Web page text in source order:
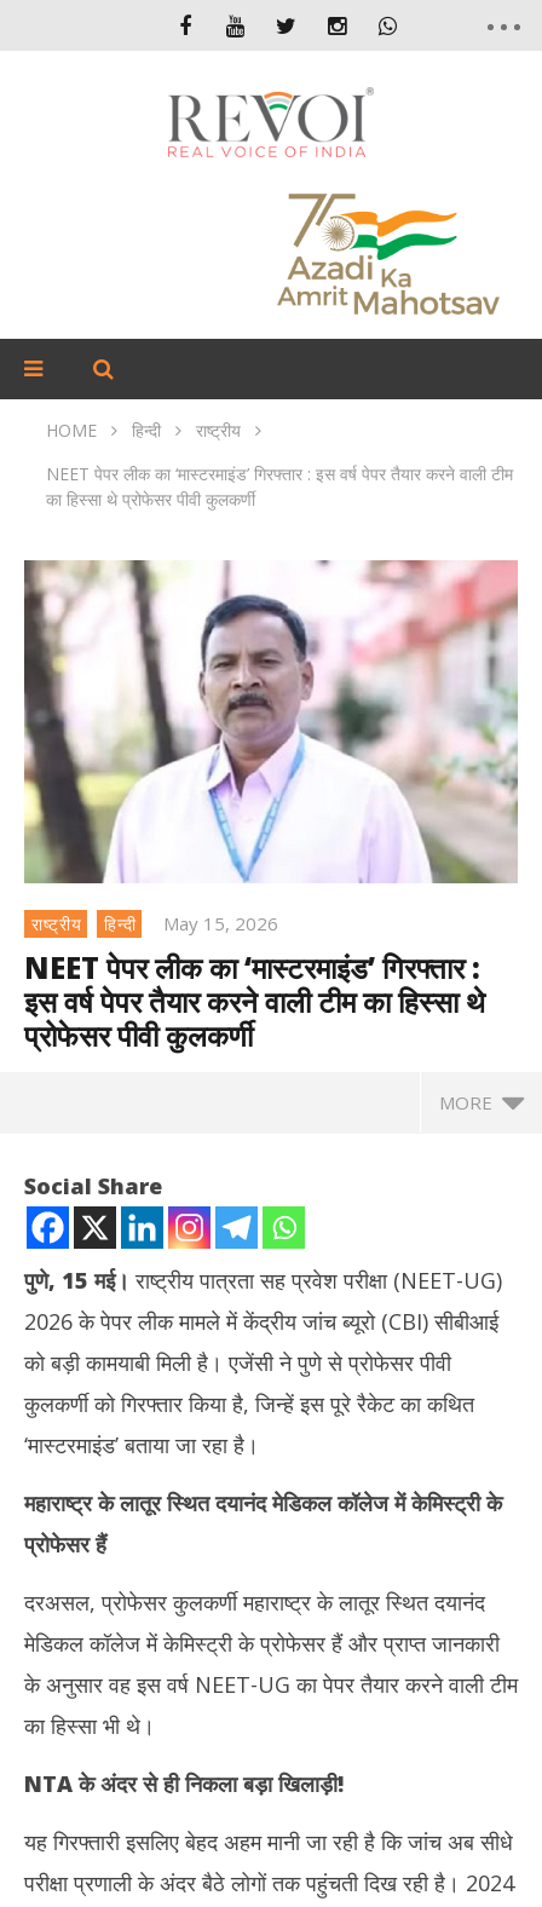
HOME हिन्दी
राष्ट्रीय
NEET पेपर लीक का ‘मास्टरमाइंड’ गिरफ्तार : इस वर्ष पेपर तैयार करने वाली टीम
का हिस्सा थे प्रोफेसर पीवी कुलकर्णी
राष्ट्रीय हिन्दी May 15, 2026
NEET पेपर लीक का ‘मास्टरमाइंड’ गिरफ्तार :
इस वर्ष पेपर तैयार करने वाली टीम का हिस्सा थे
प्रोफेसर पीवी कुलकर्णी
MORE
NEET पेपर लीक का ‘मास्टरमाइंड’ गिरफ्तार : इस वर्ष पेपर तैयार करने वाली टीम
का हिस्सा थे प्रोफेसर पीवी कुलकर्णी
15,
Social Share
पुणे, 15 मई। राष्ट्रीय पात्रता सह प्रवेश परीक्षा (NEET-UG)
2026 के पेपर लीक मामले में केंद्रीय जांच ब्यूरो (CBI) सीबीआई
को बड़ी कामयाबी मिली है। एजेंसी ने पुणे से प्रोफेसर पीवी
कुलकर्णी को गिरफ्तार किया है, जिन्हें इस पूरे रैकेट का कथित
‘मास्टरमाइंड’ बताया जा रहा है।
महाराष्ट्र के लातूर स्थित दयानंद मेडिकल कॉलेज में केमिस्ट्री के
प्रोफेसर हैं
दरअसल, प्रोफेसर कुलकर्णी महाराष्ट्र के लातूर स्थित दयानंद
मेडिकल कॉलेज में केमिस्ट्री के प्रोफेसर हैं और प्राप्त जानकारी
के अनुसार वह इस वर्ष NEET-UG का पेपर तैयार करने वाली टीम
का हिस्सा भी थे।
NTA के अंदर से ही निकला बड़ा खिलाड़ी!
यह गिरफ्तारी इसलिए बेहद अहम मानी जा रही है कि जांच अब सीधे
परीक्षा प्रणाली के अंदर बैठे लोगों तक पहुंचती दिख रही है। 2024